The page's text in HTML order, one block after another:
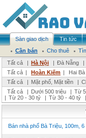
Sàn giao dịch Tin tức
Cần bán
Cho thuê
Tất cả
| Hà Nội | Đà Nẵng |
Tất cả | Hoàn Kiếm | Hai
Tất cả
| Mặt phố, Mặt tiền |
Tất cả
| Dưới 500 triệu | Từ
| Từ 20 - 30 tỷ | Từ 30 - 40 tỷ |
Bán nhà phố Bà Triệu, 100m, 6